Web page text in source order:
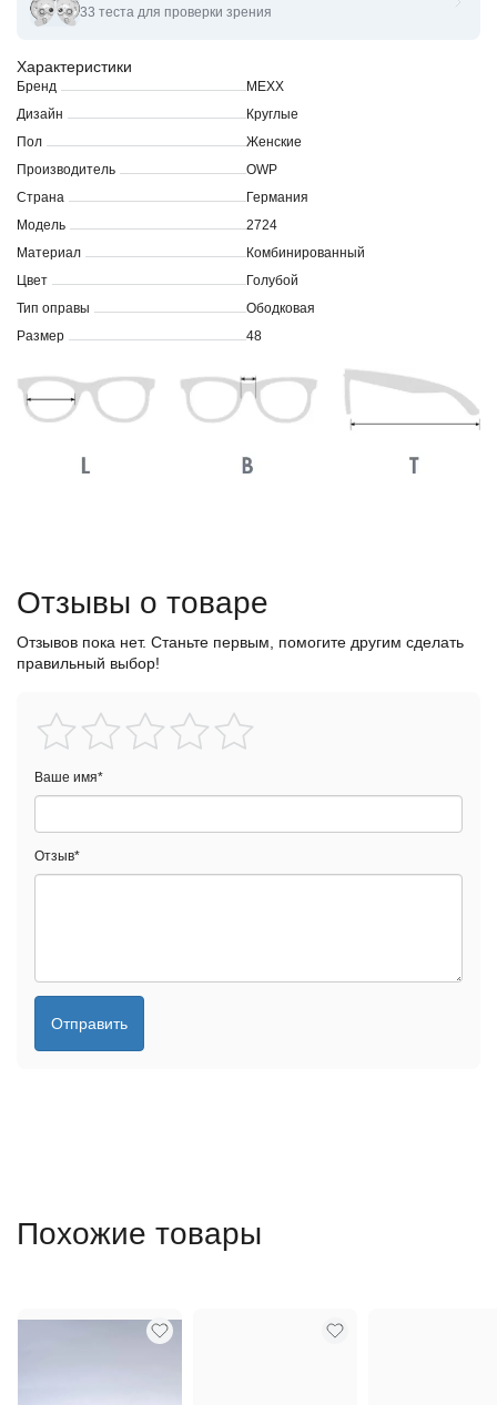
Оправы для очков корригирующих OWP MEXX 2724
Характеристики
Бренд
MEXX
Дизайн
Круглые
Пол
Женские
Производитель
OWP
Страна
Германия
Модель
2724
Материал
Комбинированный
Цвет
Голубой
Тип оправы
Ободковая
Размер
48
33 теста для проверки зрения
Отзывы о товаре
Отзывов пока нет. Станьте первым, помогите другим сделать
правильный выбор!
Ваше имя*
Отзыв*
Отправить
Похожие товары